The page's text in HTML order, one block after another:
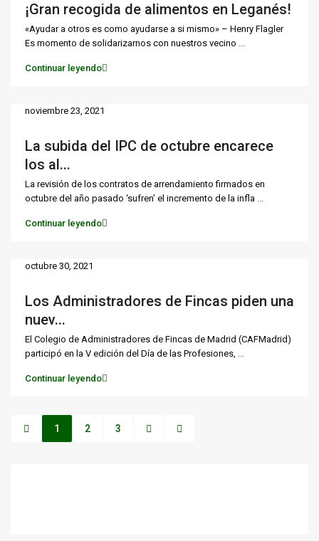
¡Gran recogida de alimentos en Leganés!
«Ayudar a otros es como ayudarse a si mismo» – Henry Flagler
Es momento de solidarizarnos con nuestros vecino
Continuar leyendo
La subida del IPC de octubre encarece
los al...
noviembre 23, 2021
La revisión de los contratos de arrendamiento firmados en
octubre del año pasado ‘sufren’ el incremento de la infla
Continuar leyendo
Los Administradores de Fincas piden una
nuev...
octubre 30, 2021
El Colegio de Administradores de Fincas de Madrid (CAFMadrid)
participó en la V edición del Día de las Profesiones,
Continuar leyendo
1 2 3